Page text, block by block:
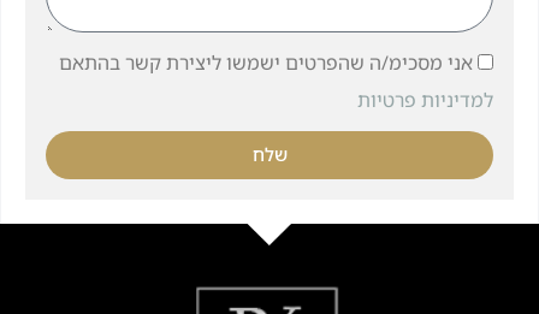
אני מסכימ/ה שהפרטים ישמשו ליצירת קשר בהתאם
למדיניות פרטיות
שלח